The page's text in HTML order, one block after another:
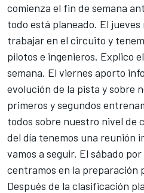
comienza el fin de semana
todo está planeado. El
trabajar en el circuito y
pilotos e ingenieros. Explico
semana. El viernes aporto
evolución de la pista y sobre
primeros y segundos
todos sobre nuestro nivel de
del día tenemos una reunión
vamos a seguir. El sábado
centramos en la preparación
Después de la clasificación